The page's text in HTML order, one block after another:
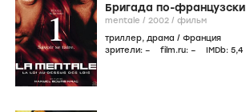
Бригада по-французски
mentale / 2002 / фильм
триллер, драма / Франция
зрители: – film.ru: – IMDb: 5,4